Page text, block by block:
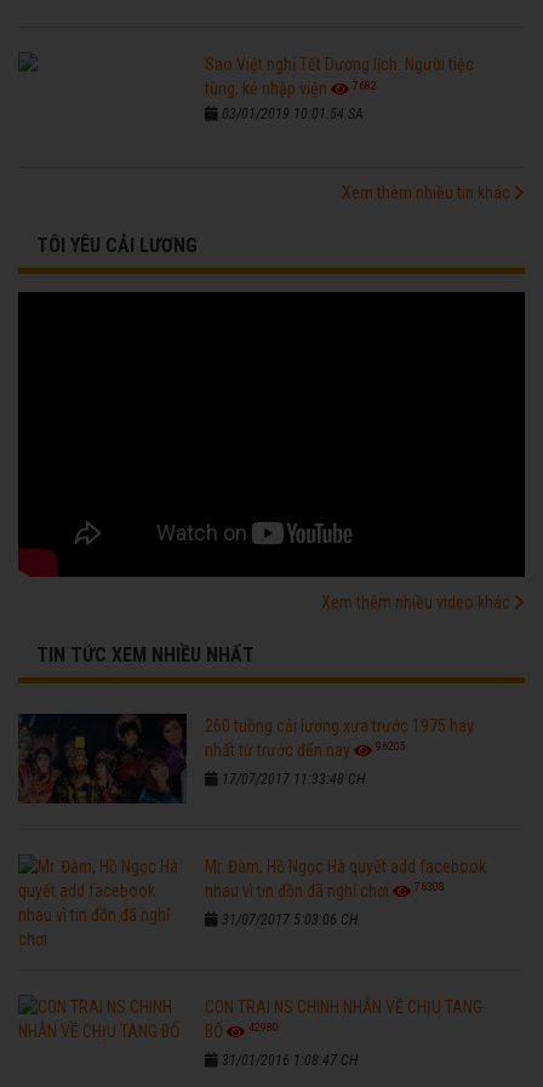
Sao Việt nghỉ Tết Dương lịch: Người tiệc
tùng, kẻ nhập viện
7682
03/01/2019 10:01:54 SA
Xem thêm nhiều tin khác
TÔI YÊU CẢI LƯƠNG
Xem thêm nhiều video khác
TIN TỨC XEM NHIỀU NHẤT
260 tuồng cải lương xưa trước 1975 hay
nhất từ trước đến nay
96205
17/07/2017 11:33:48 CH
Mr. Đàm, Hồ Ngọc Hà quyết add facebook
nhau vì tin đồn đã nghỉ chơi
76308
31/07/2017 5:03:06 CH
CON TRAI NS CHINH NHẪN VỀ CHỊU TANG
BỐ
42980
31/01/2016 1:08:47 CH